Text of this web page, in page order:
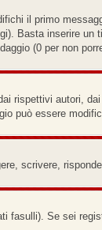
il primo
Basta inserire un
(0 per non
rispettivi autori,
può essere
scrivere,
Se sei